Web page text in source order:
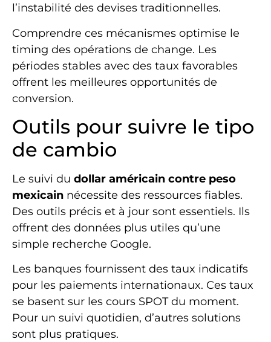
l’instabilité des devises traditionnelles.
Comprendre ces mécanismes optimise le
timing des opérations de change. Les
périodes stables avec des taux favorables
offrent les meilleures opportunités de
conversion.
Outils pour suivre le tipo
de cambio
Le suivi du dollar américain contre peso
mexicain nécessite des ressources fiables.
Des outils précis et à jour sont essentiels. Ils
offrent des données plus utiles qu’une
simple recherche Google.
Les banques fournissent des taux indicatifs
pour les paiements internationaux. Ces taux
se basent sur les cours SPOT du moment.
Pour un suivi quotidien, d’autres solutions
sont plus pratiques.